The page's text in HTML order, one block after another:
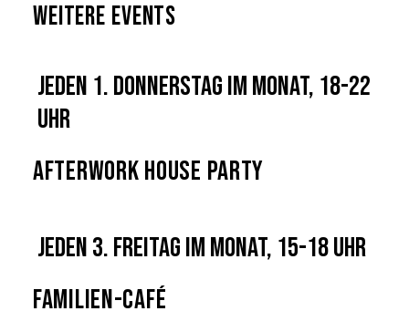
Weitere Events
Jeden 1. Donnerstag im Monat, 18-22
Uhr
Afterwork House Party
Jeden 3. Freitag im Monat, 15-18 Uhr
Familien-Café